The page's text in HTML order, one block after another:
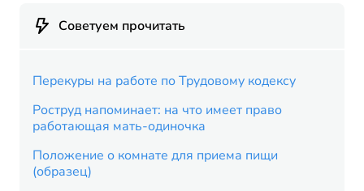
Советуем прочитать
Перекуры на работе по Трудовому кодексу
Роструд напоминает: на что имеет право
работающая мать-одиночка
Положение о комнате для приема пищи
(образец)